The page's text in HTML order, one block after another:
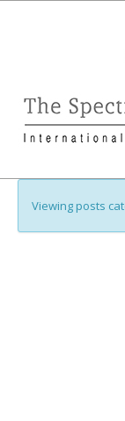
Viewing posts